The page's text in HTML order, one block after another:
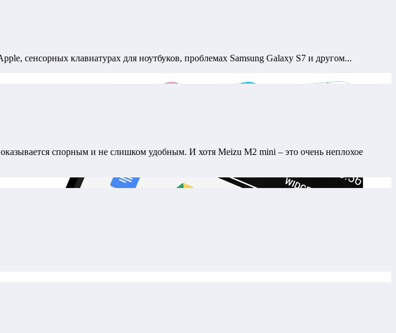
сенсорных клавиатурах для ноутбуков, проблемах Samsung Galaxy S7 и другом...
спорным и не слишком удобным. И хотя Meizu M2 mini – это очень неплохое